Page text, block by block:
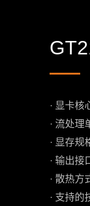
· 显卡核
· 流处理
· 显存规
· 输出接
· 散热方
· 支持的